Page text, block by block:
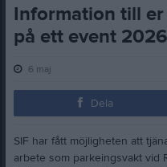
Information till
på ett event 2026
6 maj
Dela
SIF har fått möjligheten att
arbete som parkeingsvakt vid